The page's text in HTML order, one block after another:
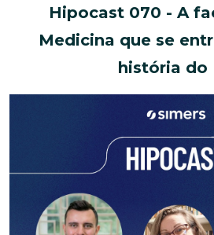
Hipocast 070 - A
Medicina que se
história do